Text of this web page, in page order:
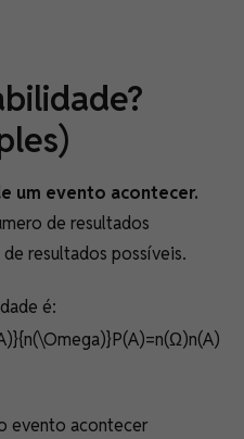
um evento acontecer.
de resultados
resultados possíveis.
é:
evento acontecer